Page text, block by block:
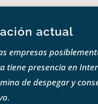
actual
empresas
tiene presencia en
de despegar y